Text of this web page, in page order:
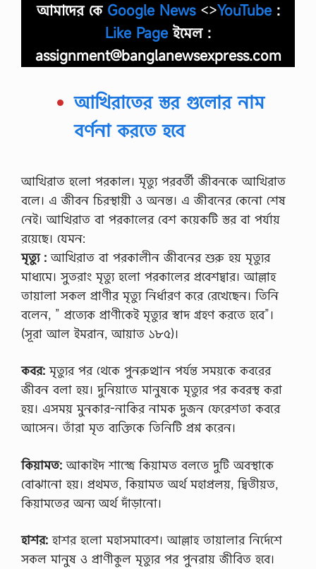
আমাদের কে Google News<>YouTube :
Like Page ইমেল :
assignment@banglanewsexpress.com
আখিরাতের স্তর গুলোর নাম
বর্ণনা করতে হবে
আখিরাত হলো পরকাল। মৃত্যু পরবর্তী জীবনকে আখিরাত
বলে। এ জীবন চিরস্থায়ী ও অনন্ত। এ জীবনের কেনো শেষ
নেই। আখিরাত বা পরকালের বেশ কয়েকটি স্তর বা পর্যায়
রয়েছে। যেমন:
মৃত্যু : আখিরাত বা পরকালীন জীবনের শুরু হয় মৃত্যুর
মাধ্যমে। সুতরাং মৃত্যু হলো পরকালের প্রবেশদ্বার। আল্লাহ
তায়ালা সকল প্রাণীর মৃত্যু নির্ধারণ করে রেখেছেন। তিনি
বলেন, ” প্রত্যেক প্রাণীকেই মৃত্যুর স্বাদ গ্রহণ করতে হবে”।
(সূরা আল ইমরান, আয়াত ১৮৫)।
কবর: মৃত্যুর পর থেকে পুনরুত্থান পর্যন্ত সময়কে কবরের
জীবন বলা হয়। দুনিয়াতে মানুষকে মৃত্যুর পর কবরস্থ করা
হয়। এসময় মুনকার-নাকির নামক দুজন ফেরেশতা কবরে
আসেন। তাঁরা মৃত ব্যক্তিকে তিনিটি প্রশ্ন করেন।
কিয়ামত: আকাইদ শাস্ত্রে কিয়ামত বলতে দুটি অবস্থাকে
বোঝানো হয়। প্রথমত, কিয়ামত অর্থ মহাপ্রলয়, দ্বিতীয়ত,
কিয়ামতের অন্য অর্থ দাঁড়ানো।
হাশর: হাশর হলো মহাসমাবেশ। আল্লাহ তায়ালার নির্দেশে
সকল মানুষ ও প্রাণীকুল মৃত্যুর পর পুনরায় জীবিত হবে।